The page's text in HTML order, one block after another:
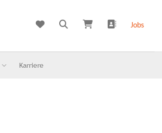
Jobs
Karriere